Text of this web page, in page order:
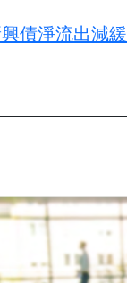
債淨流出減緩